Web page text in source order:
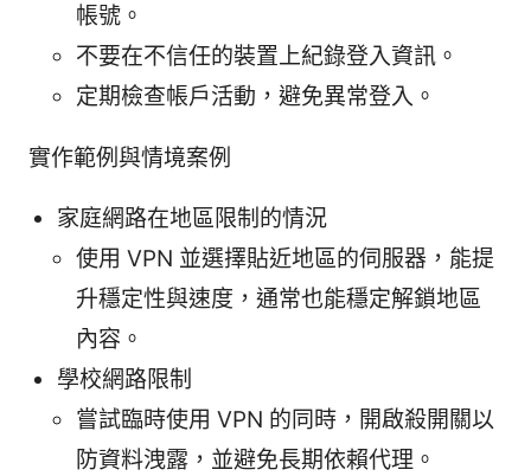
帳號。
不要在不信任的裝置上紀錄登入資訊。
定期檢查帳戶活動，避免異常登入。
實作範例與情境案例
家庭網路在地區限制的情況
使用 VPN 並選擇貼近地區的伺服器，能提
升穩定性與速度，通常也能穩定解鎖地區
內容。
學校網路限制
嘗試臨時使用 VPN 的同時，開啟殺開關以
防資料洩露，並避免長期依賴代理。